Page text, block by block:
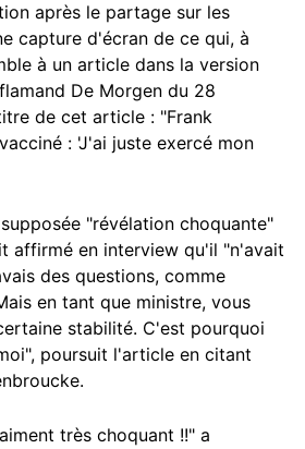
après le partage sur les
capture d'écran de ce qui, à
à un article dans la version
De Morgen du 28
de cet article : "Frank
: 'J'ai juste exercé mon
"révélation choquante"
affirmé en interview qu'il "n'avait
des questions, comme
en tant que ministre, vous
stabilité. C'est pourquoi
poursuit l'article en citant
très choquant !!" a